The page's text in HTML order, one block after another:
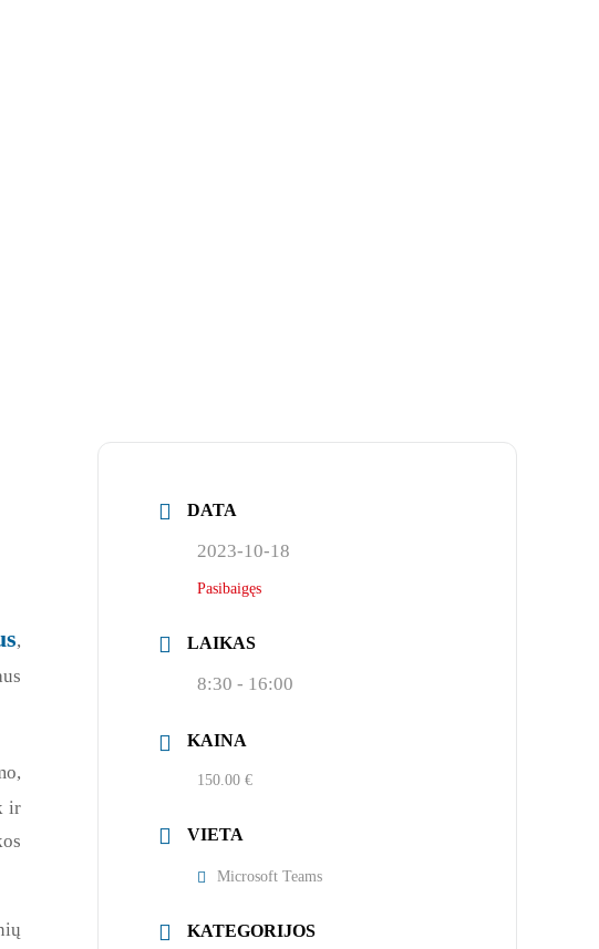
,
ir
DATA
2023-10-18
Pasibaigęs
LAIKAS
8:30 - 16:00
KAINA
150.00 €
VIETA
Microsoft Teams
KATEGORIJOS